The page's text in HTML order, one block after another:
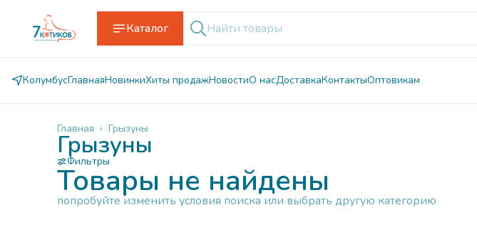
Каталог
КолумбусГлавнаяНовинкиХиты продажНовостиО насДоставкаКонтактыОптовикам
Грызуны
Главная ›
Грызуны
Фильтры
Товары не найдены
попробуйте изменить условия поиска или выбрать другую категорию